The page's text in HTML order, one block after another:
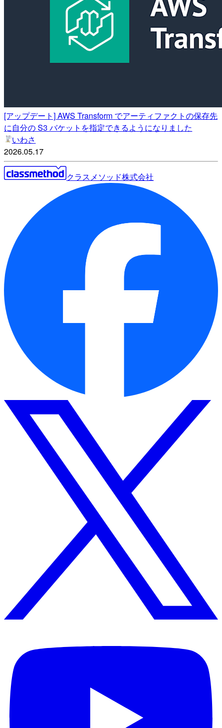
[アップデート] AWS Transform でアーティファクトの保存先
に自分の S3 バケットを指定できるようになりました
いわさ
2026.05.17
クラスメソッド株式会社